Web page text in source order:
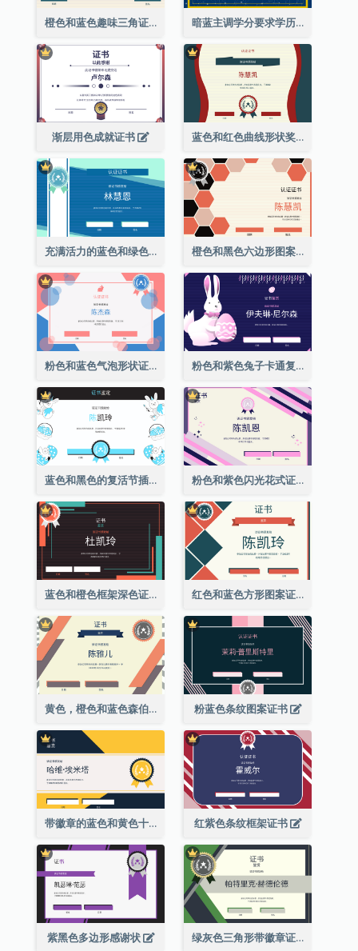
橙色和蓝色趣味三角证书 暗蓝主调学分要求学历证书
渐层用色成就证书 蓝色和红色曲线形状奖证书
充满活力的蓝色和绿色徽章证书 橙色和黑色六边形图案证书
粉色和蓝色气泡形状证书 粉色和紫色兔子卡通复活节证书
蓝色和黑色的复活节插图证书 粉色和紫色闪光花式证书
蓝色和橙色框架深色证书 红色和蓝色方形图案证书
黄色，橙色和蓝色森伯斯特证书 粉蓝色条纹图案证书
带徽章的蓝色和黄色十年证书 红紫色条纹框架证书
紫黑色多边形感谢状 绿灰色三角形带徽章证书